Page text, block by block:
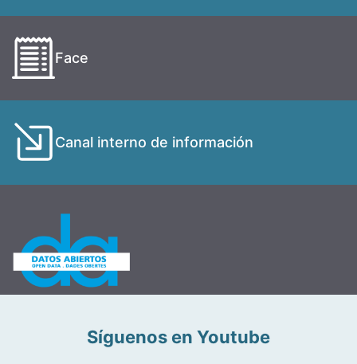
Face
Canal interno de información
Síguenos en Youtube